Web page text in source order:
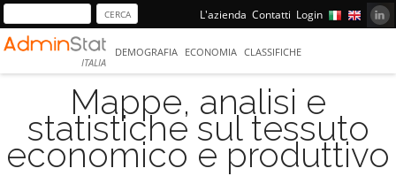
L'azienda Contatti Login
ITALIA
DEMOGRAFIA ECONOMIA CLASSIFICHE
Mappe, analisi e
statistiche sul tessuto
economico e produttivo